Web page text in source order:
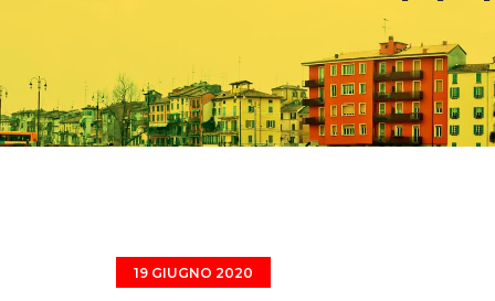
19 GIUGNO 2020